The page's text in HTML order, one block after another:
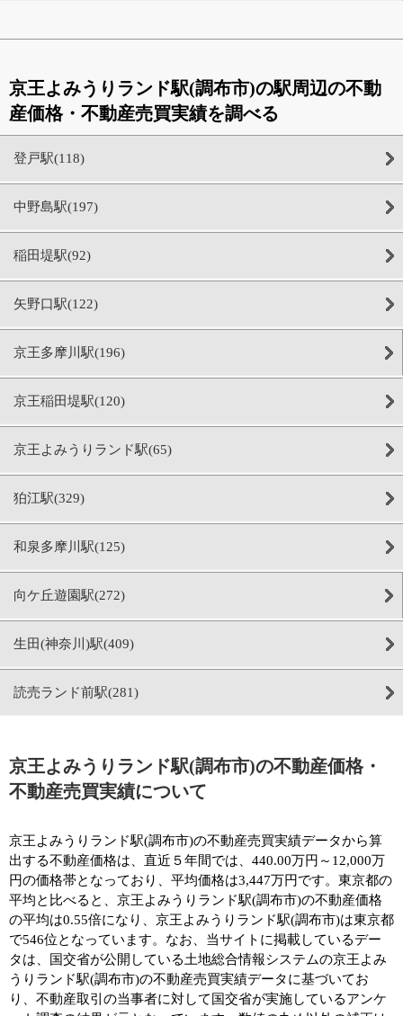
京王よみうりランド駅(調布市)の駅周辺の不動
産価格・不動産売買実績を調べる
登戸駅(118)
中野島駅(197)
稲田堤駅(92)
矢野口駅(122)
京王多摩川駅(196)
京王稲田堤駅(120)
京王よみうりランド駅(65)
狛江駅(329)
和泉多摩川駅(125)
向ケ丘遊園駅(272)
生田(神奈川)駅(409)
読売ランド前駅(281)
京王よみうりランド駅(調布市)の不動産価格・
不動産売買実績について
京王よみうりランド駅(調布市)の不動産売買実績データから算
出する不動産価格は、直近５年間では、440.00万円～12,000万
円の価格帯となっており、平均価格は3,447万円です。東京都の
平均と比べると、京王よみうりランド駅(調布市)の不動産価格
の平均は0.55倍になり、京王よみうりランド駅(調布市)は東京都
で546位となっています。なお、当サイトに掲載しているデー
タは、国交省が公開している土地総合情報システムの京王よみ
うりランド駅(調布市)の不動産売買実績データに基づいてお
り、不動産取引の当事者に対して国交省が実施しているアンケ